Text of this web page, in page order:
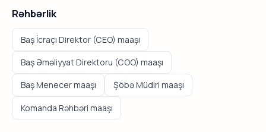
Rəhbərlik
Baş İcraçı Direktor (CEO) maaşı
Baş Əməliyyat Direktoru (COO) maaşı
Baş Menecer maaşı Şöbə Müdiri maaşı
Komanda Rəhbəri maaşı